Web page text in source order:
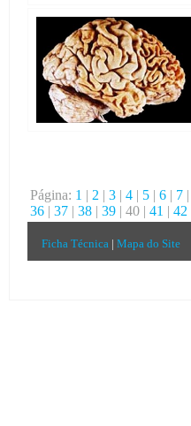
Página: 1 | 2 | 3 | 4 | 5 | 6 | 7 |
36 | 37 | 38 | 39 | 40 | 41 | 42
Ficha Técnica | Mapa do Site